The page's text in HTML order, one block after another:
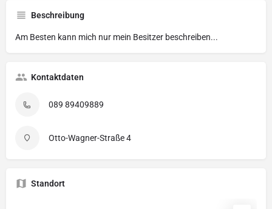
Beschreibung
Am Besten kann mich nur mein Besitzer beschreiben...
Kontaktdaten
089 89409889
Otto-Wagner-Straße 4
Standort